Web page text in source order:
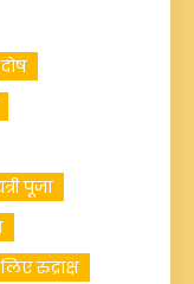
पूजा
रुद्राक्ष